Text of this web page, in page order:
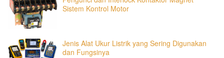
Sistem Kontrol Motor
Jenis Alat Ukur Listrik yang Sering Digunakan
dan Fungsinya